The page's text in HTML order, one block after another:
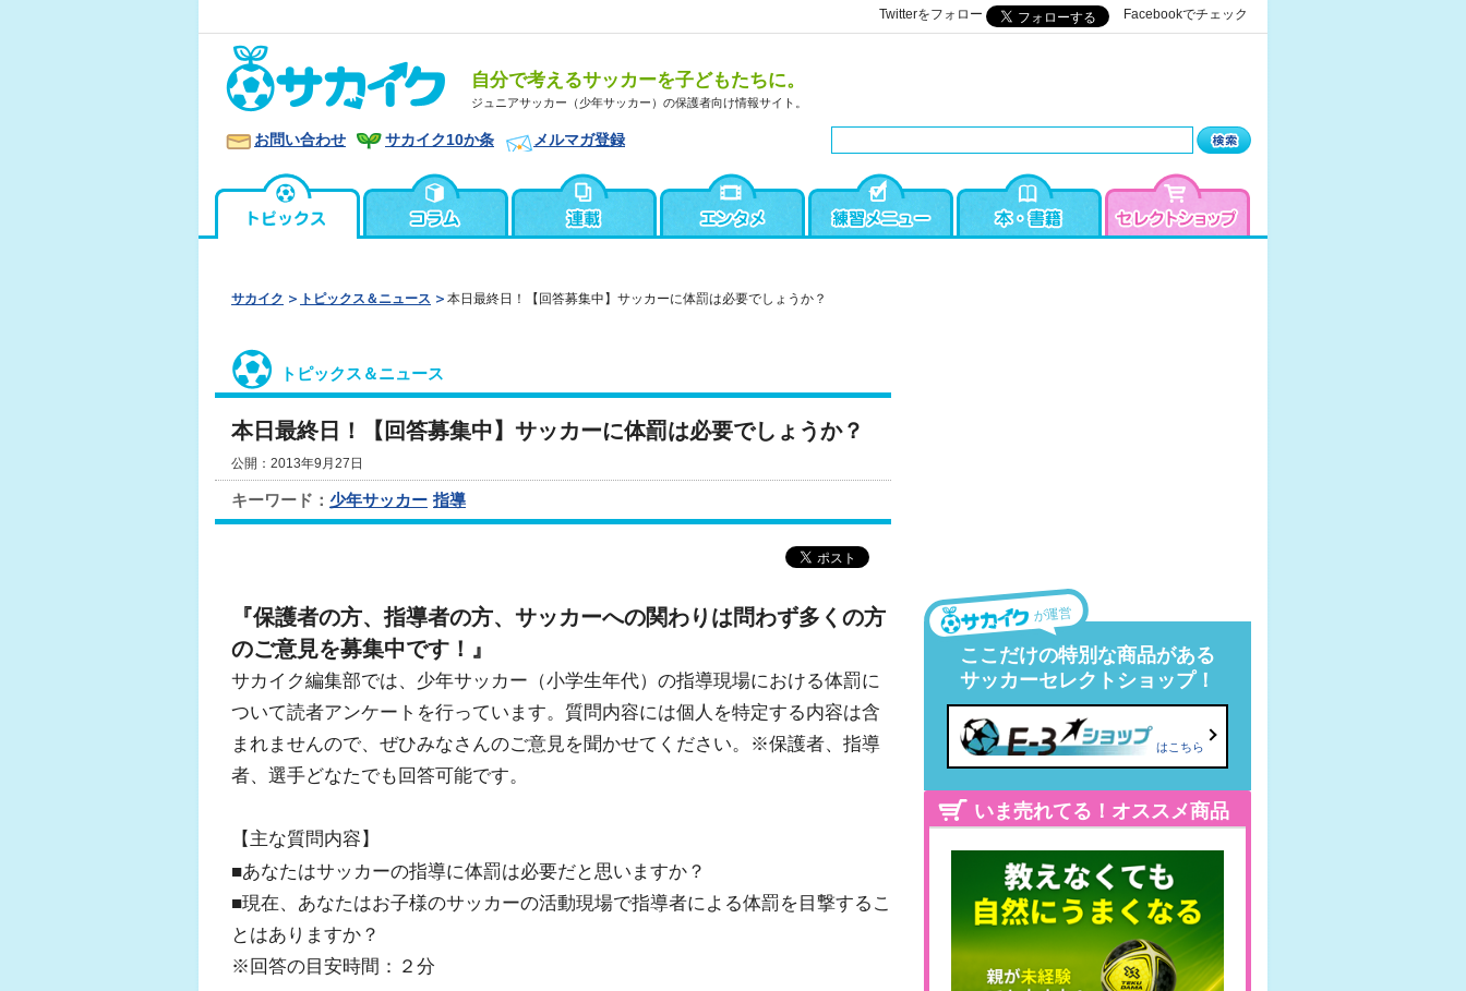
Twitterをフォロー Facebookでチェック
自分で考えるサッカーを子どもたちに。
ジュニアサッカー（少年サッカー）の保護者向け情報サイト。
お問い合わせ サカイク10か条 メルマガ登録
サカイク トピックス＆ニュース 本日最終日！【回答募集中】サッカーに体罰は必要でしょうか？
トピックス＆ニュース
本日最終日！【回答募集中】サッカーに体罰は必要でしょうか？
公開：2013年9月27日
キーワード： 少年サッカー 指導
『保護者の方、指導者の方、サッカーへの関わりは問わず多くの方
のご意見を募集中です！』
サカイク編集部では、少年サッカー（小学生年代）の指導現場における体罰に
ついて読者アンケートを行っています。質問内容には個人を特定する内容は含
まれませんので、ぜひみなさんのご意見を聞かせてください。※保護者、指導
者、選手どなたでも回答可能です。
【主な質問内容】
■あなたはサッカーの指導に体罰は必要だと思いますか？
■現在、あなたはお子様のサッカーの活動現場で指導者による体罰を目撃するこ
とはありますか？
※回答の目安時間：２分
が運営
ここだけの特別な商品がある
サッカーセレクトショップ！
はこちら
いま売れてる！オススメ商品